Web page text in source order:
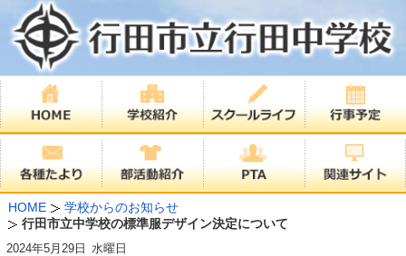
HOME
学校からのお知らせ
行田市立中学校の標準服デザイン決定について
2024年5月29日 水曜日